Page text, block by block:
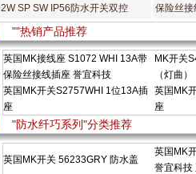
2W SP SW IP56防水开关双控
保险丝接
""热销产品推荐
英国MK接线座 S1072 WHI 13A带
保险丝接线插座 誉宜科技
MK开关
（灯曲）
英国MK开关S2757WHI 1位13A插
座
英国MK
座
"防水纤巧系列"分类推荐
英国MK开关 56233GRY 防水盖
英国MK
誉宜科技